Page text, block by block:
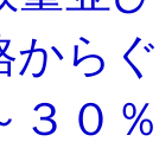
から
３０